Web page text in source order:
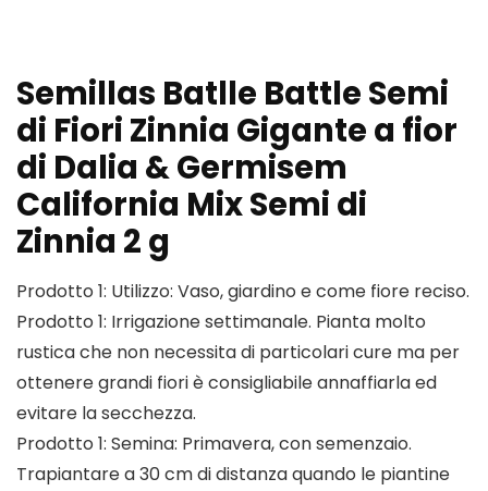
Semillas Batlle Battle Semi
di Fiori Zinnia Gigante a fior
di Dalia & Germisem
California Mix Semi di
Zinnia 2 g
Prodotto 1: Utilizzo: Vaso, giardino e come fiore reciso.
Prodotto 1: Irrigazione settimanale. Pianta molto
rustica che non necessita di particolari cure ma per
ottenere grandi fiori è consigliabile annaffiarla ed
evitare la secchezza.
Prodotto 1: Semina: Primavera, con semenzaio.
Trapiantare a 30 cm di distanza quando le piantine